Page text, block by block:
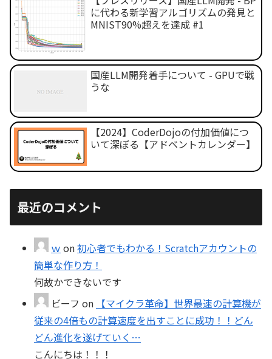
に代わる新学習アルゴリズムの発見と
MNIST90%超えを達成 #1
国産LLM開発着手について - GPUで戦
うな
【2024】CoderDojoの付加価値につ
いて深ぼる【アドベントカレンダー】
最近のコメント
ｗ on初心者でもわかる！Scratchアカウントの
簡単な作り方！
何故かできないです
ビーフ on 【マイクラ革命】世界最速の計算機が
従来の4倍もの計算速度を出すことに成功！！どん
どん進化を遂げていく…
こんにちは！！！